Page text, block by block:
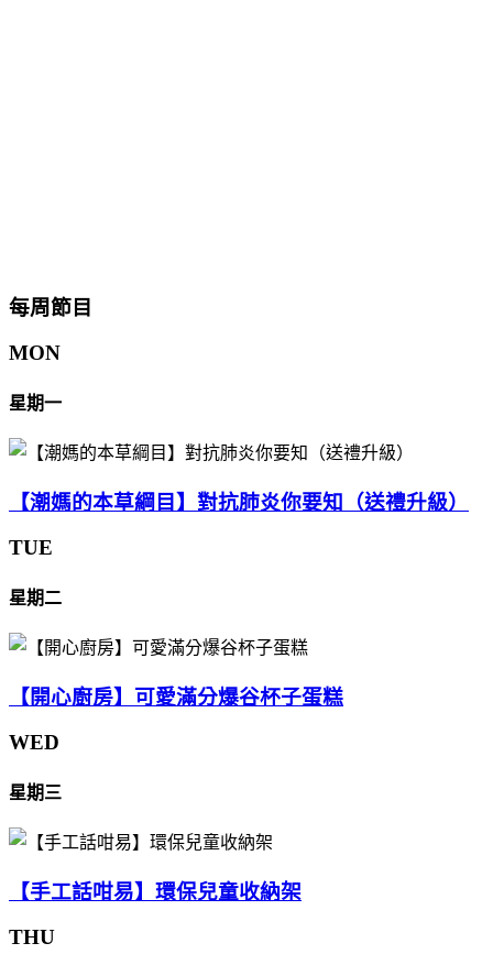
每周節目
MON
星期一
【潮媽的本草綱目】對抗肺炎你要知（送禮升級）
TUE
星期二
【開心廚房】可愛滿分爆谷杯子蛋糕
WED
星期三
【手工話咁易】環保兒童收納架
THU